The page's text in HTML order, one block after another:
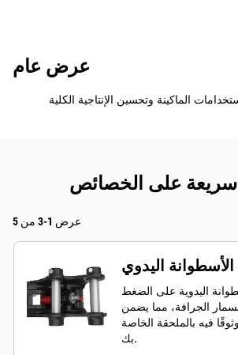
عرض عام
على الخصائص
عرض 1-3 من 5
اليدوي
اليدوية على الضغط
الجرافة، مما يضمن
فيه بالملحقة الخاصة
بك.